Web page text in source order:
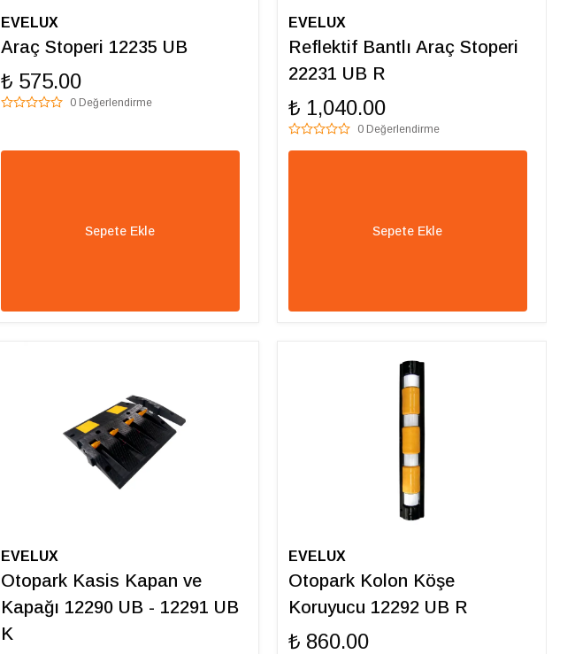
EVELUX
Araç Stoperi 12235 UB
₺ 575.00
0 Değerlendirme
Sepete Ekle
EVELUX
Reflektif Bantlı Araç Stoperi
22231 UB R
₺ 1,040.00
0 Değerlendirme
Sepete Ekle
EVELUX
Otopark Kasis Kapan ve
Kapağı 12290 UB - 12291 UB
K
EVELUX
Otopark Kolon Köşe
Koruyucu 12292 UB R
₺ 860.00